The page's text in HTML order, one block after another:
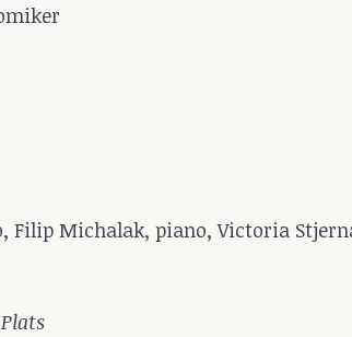
Filip Michalak, piano, Victoria